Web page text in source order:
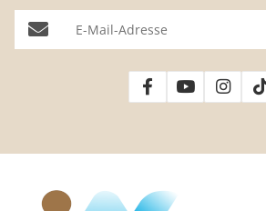
E-Mail-Adresse